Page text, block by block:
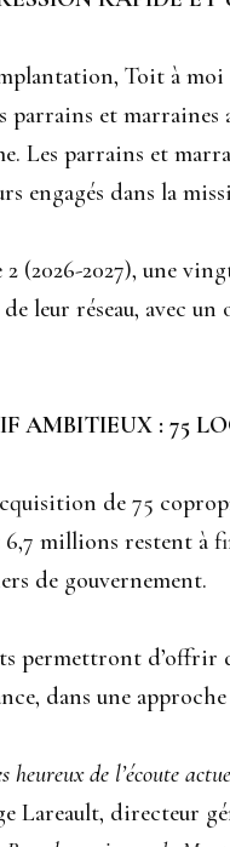
Toit à moi
parrains et
Les parrains et
engagés dans la
2 (2026-2027), une
leur réseau, avec
AMBITIEUX : 75
de 75
millions restent à
de gouvernement.
permettront d’offrir
dans une
heureux de l’écoute
Lareault, directeur